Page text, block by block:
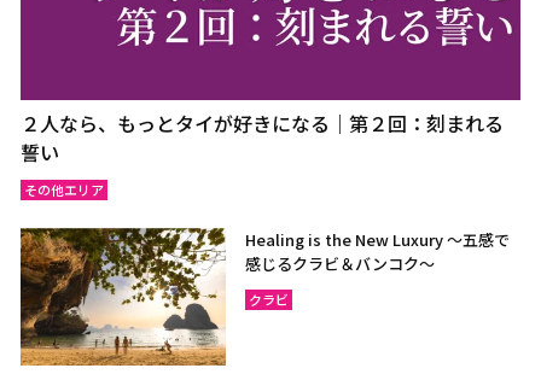
ノーンカーイ
ノーンブアランプー
ローイエット
マハーサーラカーム
ブリーラム
ヤソートーン
シーサケート
北イサーン
南イサーン
パタヤ（チョンブリー）
２人なら、もっとタイが好きになる｜第２回：刻まれる
誓い
その他エリア
Healing is the New Luxury ～五感で
感じるクラビ＆バンコク～
クラビ